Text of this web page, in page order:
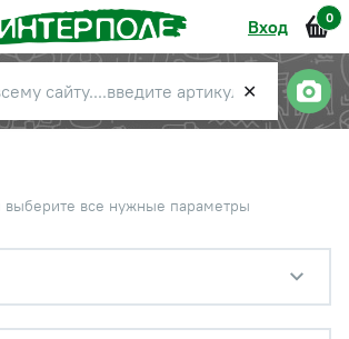
Вход 0
✕
все нужные параметры